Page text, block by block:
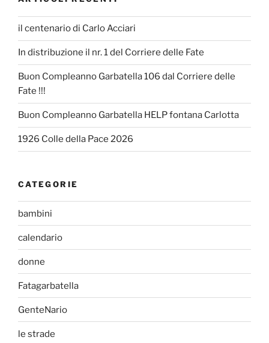
il centenario di Carlo Acciari
In distribuzione il nr. 1 del Corriere delle Fate
Buon Compleanno Garbatella 106 dal Corriere delle
Fate !!!
Buon Compleanno Garbatella HELP fontana Carlotta
1926 Colle della Pace 2026
CATEGORIE
bambini
calendario
donne
Fatagarbatella
GenteNario
le strade